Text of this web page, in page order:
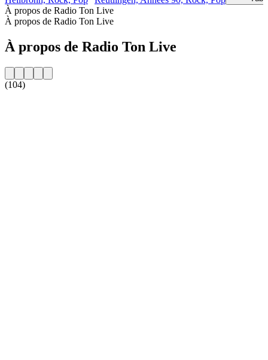
À propos de Radio Ton Live
À propos de Radio Ton Live
À propos de Radio Ton Live
(104)